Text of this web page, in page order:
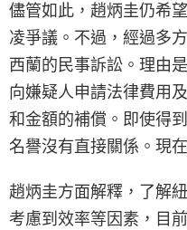
儘管如此，趙炳圭仍希
凌爭議。不過，經過多
西蘭的民事訴訟。理由
向嫌疑人申請法律費用
和金額的補償。即使得
名譽沒有直接關係。現
趙炳圭方面解釋，了解
考慮到效率等因素，目